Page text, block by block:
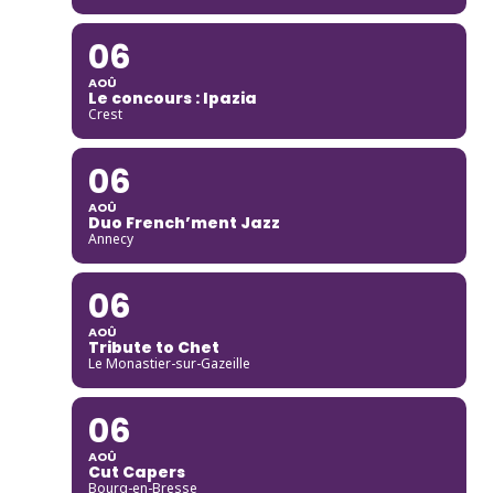
06
AOÛ
Le concours : Ipazia
Crest
06
AOÛ
Duo French’ment Jazz
Annecy
06
AOÛ
Tribute to Chet
Le Monastier-sur-Gazeille
06
AOÛ
Cut Capers
Bourg-en-Bresse